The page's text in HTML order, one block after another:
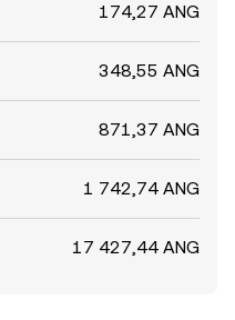
174,27 ANG
348,55 ANG
871,37 ANG
1 742,74 ANG
17 427,44 ANG